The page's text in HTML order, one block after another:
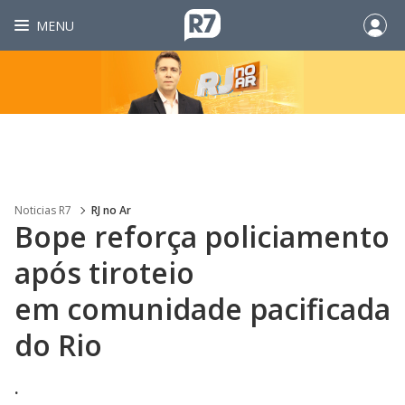
MENU
Noticias R7 RJ no Ar
Bope reforça policiamento
após tiroteio
em comunidade pacificada
do Rio
.